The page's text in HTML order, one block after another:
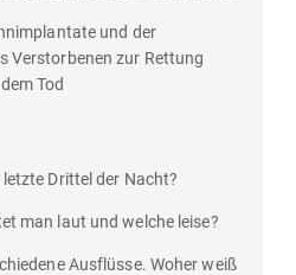
und der
Verstorbenen zur Rettung
Tod
Drittel der Nacht?
man laut und welche leise?
Ausflüsse. Woher weiß